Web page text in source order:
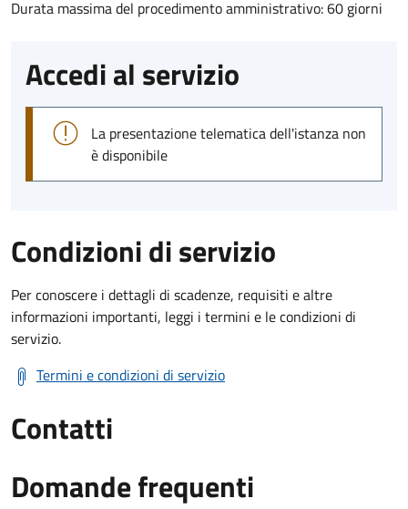
Durata massima del procedimento amministrativo: 60 giorni
Accedi al servizio
La presentazione telematica dell'istanza non
è disponibile
Condizioni di servizio
Per conoscere i dettagli di scadenze, requisiti e altre
informazioni importanti, leggi i termini e le condizioni di
servizio.
Termini e condizioni di servizio
Contatti
Domande frequenti